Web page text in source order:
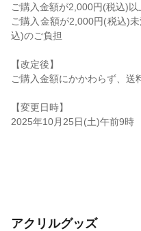
ご購入金額が2,000円(税込)
ご購入金額が2,000円(税込)
込)のご負担
【改定後】
ご購入金額にかかわらず、送
【変更日時】
2025年10月25日(土)午前9時
アクリルグッズ